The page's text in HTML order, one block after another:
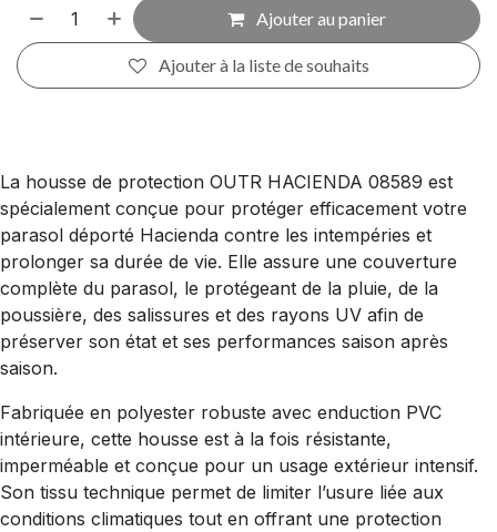
Ajouter au panier
Ajouter à la liste de souhaits
La housse de protection OUTR HACIENDA 08589 est
spécialement conçue pour protéger efficacement votre
parasol déporté Hacienda contre les intempéries et
prolonger sa durée de vie. Elle assure une couverture
complète du parasol, le protégeant de la pluie, de la
poussière, des salissures et des rayons UV afin de
préserver son état et ses performances saison après
saison.
Fabriquée en polyester robuste avec enduction PVC
intérieure, cette housse est à la fois résistante,
imperméable et conçue pour un usage extérieur intensif.
Son tissu technique permet de limiter l’usure liée aux
conditions climatiques tout en offrant une protection